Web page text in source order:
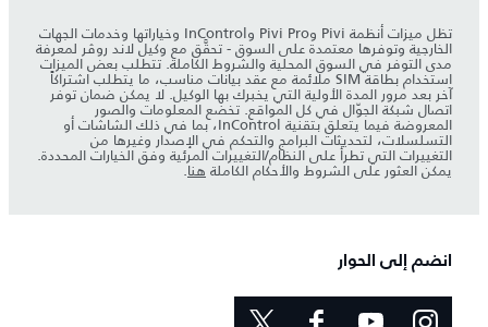
تظل ميزات أنظمة Pivi وPivi Pro وInControl وخياراتها وخدمات الجهات
الخارجية وتوفرها معتمدة على السوق - تحقَّق مع وكيل لاند روڤر لمعرفة
مدى التوفر في السوق المحلية والشروط الكاملة. تتطلب بعض الميزات
استخدام بطاقة SIM ملائمة مع عقد بيانات مناسب، ما يتطلب اشتراكاً
آخر بعد مرور المدة الأولية التي يخبرك بها الوكيل. لا يمكن ضمان توفر
اتصال شبكة الجوّال في كل المواقع. تخضع المعلومات والصور
المعروضة فيما يتعلق بتقنية InControl، بما في ذلك الشاشات أو
التسلسلات، لتحديثات البرامج والتحكم في الإصدار وغيرها من
التغييرات التي تطرأ على النظام/التغييرات المرئية وفق الخيارات المحددة.
يمكن العثور على الشروط والأحكام الكاملة هنا.
انضم إلى الحوار